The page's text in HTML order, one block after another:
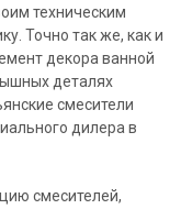
техническим
Точно так же, как и
декора ванной
деталях
смесители
дилера в
смесителей,